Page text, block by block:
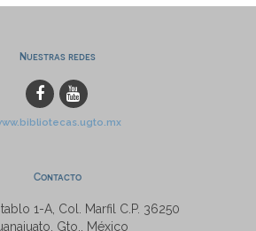
Nuestras redes
Contacto
1-A, Col. Marfil C.P. 36250
Gto., México